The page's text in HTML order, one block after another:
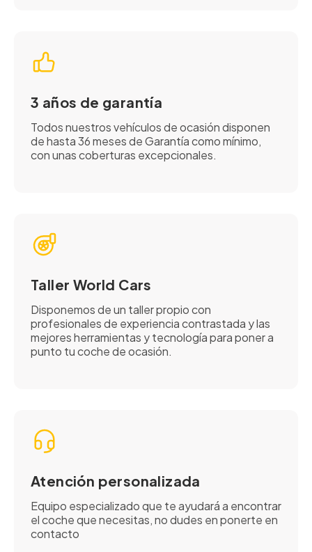
3 años de garantía
Todos nuestros vehículos de ocasión disponen
de hasta 36 meses de Garantía como mínimo,
con unas coberturas excepcionales.
Taller World Cars
Disponemos de un taller propio con
profesionales de experiencia contrastada y las
mejores herramientas y tecnología para poner a
punto tu coche de ocasión.
Atención personalizada
Equipo especializado que te ayudará a encontrar
el coche que necesitas, no dudes en ponerte en
contacto